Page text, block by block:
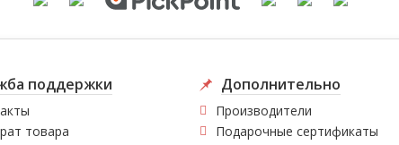
поддержки
товара
Дополнительно
Производители
Подарочные сертификаты